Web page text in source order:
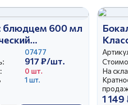
блюдцем 600 мл
07477
917 ₽/шт.
0 шт.
1 шт.
На
1 149